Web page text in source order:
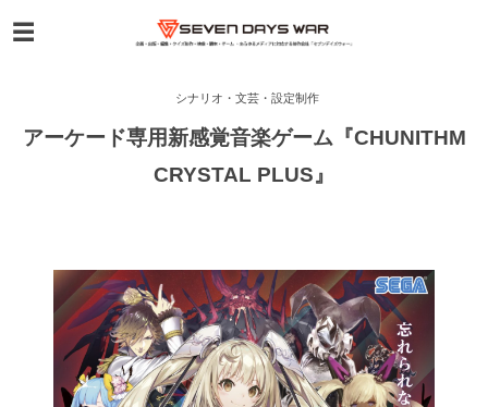
シナリオ・文芸・設定制作
アーケード専用新感覚音楽ゲーム『CHUNITHM
CRYSTAL PLUS』